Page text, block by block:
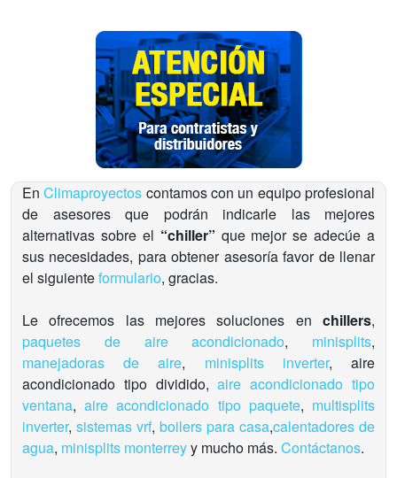
EnClimaproyectos contamos con un equipo profesional
de asesores que podrán indicarle las mejores
alternativas sobre el “chiller” que mejor se adecúe a
sus necesidades, para obtener asesoría favor de llenar
el siguienteformulario, gracias.
Le ofrecemos las mejores soluciones en chillers,
paquetes de aire acondicionado, minisplits,
manejadoras de aire, minisplits inverter, aire
acondicionado tipo dividido,aire acondicionado tipo
ventana,aire acondicionado tipo paquete, multisplits
inverter, sistemas vrf, boilers para casa,calentadores de
agua, minisplits monterreyy mucho más. Contáctanos.